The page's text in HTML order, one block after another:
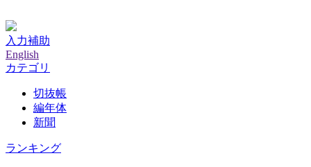
入力補助
English
カテゴリ
切抜帳
編年体
新聞
ランキング